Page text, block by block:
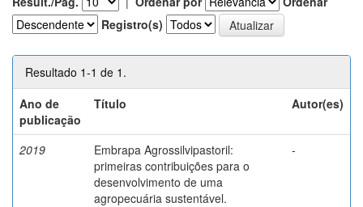
Registro(s)
Resultado 1-1 de 1.
Ano de
publicação
Título Autor(es)
2019
Embrapa Agrossilvipastoril:
primeiras contribuições para o
desenvolvimento de uma
agropecuária sustentável.
-